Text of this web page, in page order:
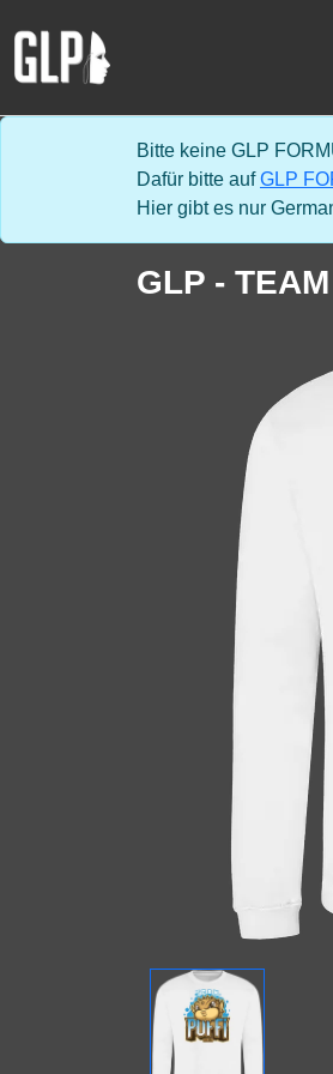
Bitte keine GLP
Dafür bitte aufGLP
Hier gibt es nur
GLP -